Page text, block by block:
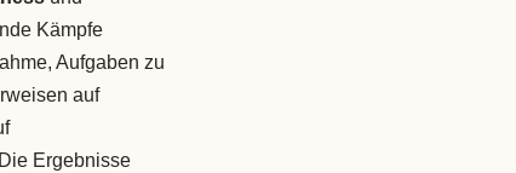
Kämpfe
Aufgaben zu
auf
Ergebnisse